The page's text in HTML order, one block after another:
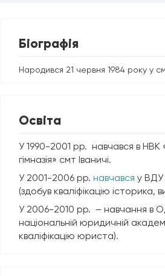
Біографія
Народився 21 червня 1984 року у
Освіта
У 1990-2001 рр. навчався в НВК
гімназія» смт Іваничі.
У 2001-2006 рр. навчався у ВДУ
(здобув кваліфікацію історика,
У 2006-2010 рр. – навчання в
національній юридичній
кваліфікацію юриста).